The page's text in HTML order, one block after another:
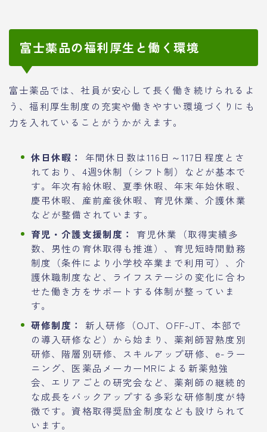
富士薬品の福利厚生と働く環境
富士薬品では、社員が安心して長く働き続けられるよ
う、福利厚生制度の充実や働きやすい環境づくりにも
力を入れていることがうかがえます。
休日休暇：
年間休日数は116日～117日程度とさ
れており、4週9休制（シフト制）などが基本で
す。年次有給休暇、夏季休暇、年末年始休暇、
慶弔休暇、産前産後休暇、育児休業、介護休業
などが整備されています。
育児・介護支援制度：
育児休業（取得実績多
数、男性の育休取得も推進）、育児短時間勤務
制度（条件により小学校卒業まで利用可）、介
護休職制度など、ライフステージの変化に合わ
せた働き方をサポートする体制が整っていま
す。
研修制度：
新人研修（OJT、OFF-JT、本部で
の導入研修など）から始まり、薬剤師習熟度別
研修、階層別研修、スキルアップ研修、e-ラー
ニング、医薬品メーカーMRによる新薬勉強
会、エリアごとの研究会など、薬剤師の継続的
な成長をバックアップする多彩な研修制度が特
徴です。資格取得奨励金制度なども設けられて
います。